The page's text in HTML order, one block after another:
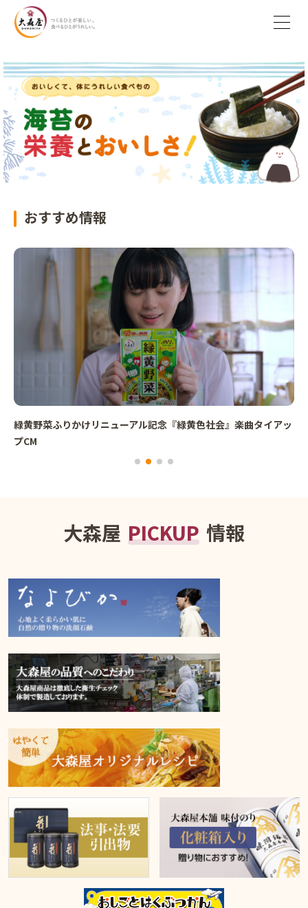
おすすめ情報
緑黄野菜ふりかけリニューアル記念『緑黄色社会』楽曲タイアッ
プCM
大森屋 PICKUP 情報